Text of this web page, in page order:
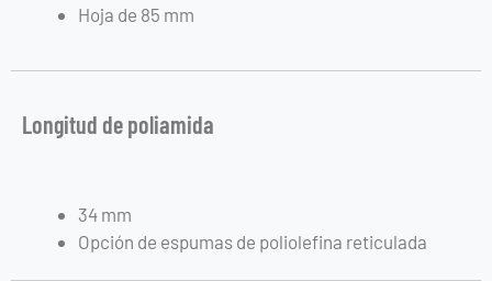
Hoja de 85 mm
Longitud de poliamida
34 mm
Opción de espumas de poliolefina reticulada